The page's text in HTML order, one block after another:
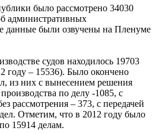
было рассмотрено 34030
административных
данные были озвучены на Пленуме
судов находилось 19703
году – 15536). Было окончено
из них с вынесением решения
по делу -1085, с
рассмотрения – 373, с передачей
Отметим, что в 2012 году было
15914 делам.